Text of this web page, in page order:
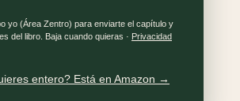
yo (Área Zentro) para enviarte el capítulo y
del libro. Baja cuando quieras · Privacidad
entero? Está en Amazon →